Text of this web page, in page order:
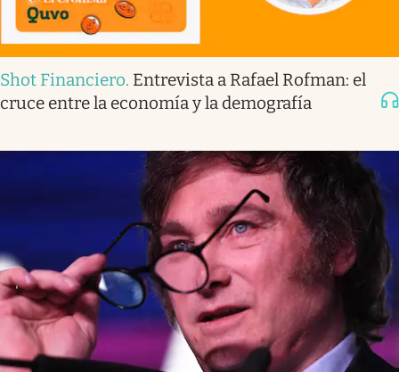
Shot Financiero. Entrevista a Rafael Rofman: el
cruce entre la economía y la demografía